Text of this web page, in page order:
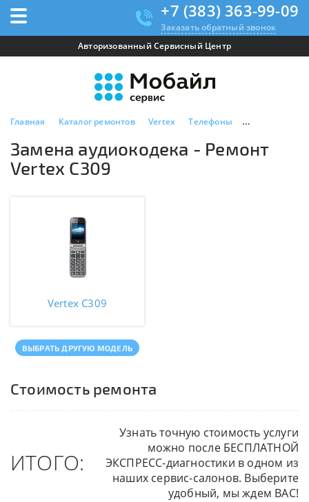
+7 (383) 363-99-09
Заказать обратный звонок
Авторизованный Сервисный Центр
Главная Каталог ремонтов Vertex Телефоны Vertex C309
Замена аудиокодека - Ремонт
Vertex C309
Vertex C309
ВЫБРАТЬ ДРУГУЮ МОДЕЛЬ
Стоимость ремонта
ИТОГО:
Узнать точную стоимость услуги
можно после БЕСПЛАТНОЙ
ЭКСПРЕСС-диагностики в одном из
наших сервис-салонов. Выберите
удобный, мы ждем ВАС!